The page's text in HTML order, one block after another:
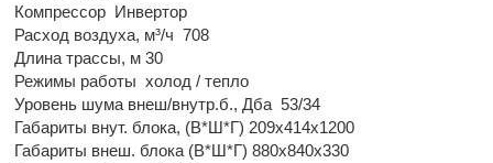
Компрессор Инвертор
Расход воздуха, м³/ч 708
Длина трассы, м 30
Режимы работы холод / тепло
Уровень шума внеш/внутр.б., Дба 53/34
Габариты внут. блока, (В*Ш*Г) 209x414х1200
Габариты внеш. блока (В*Ш*Г) 880x840x330